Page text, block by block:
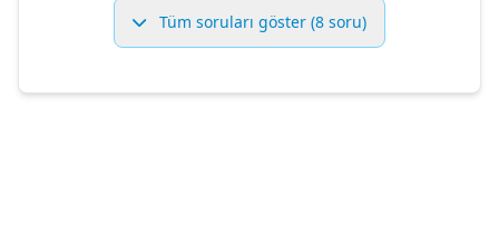
Tüm soruları göster (8 soru)